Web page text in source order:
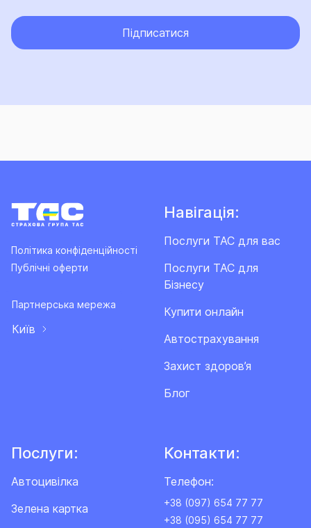
Підписатися
Політика конфіденційності
Публічні оферти
Партнерська мережа
Київ
Навігація:
Послуги ТАС для вас
Послуги ТАС для
Бізнесу
Купити онлайн
Автострахування
Захист здоров’я
Блог
Послуги:
Автоцивілка
Зелена картка
Контакти:
Телефон:
+38 (097) 654 77 77
+38 (095) 654 77 77